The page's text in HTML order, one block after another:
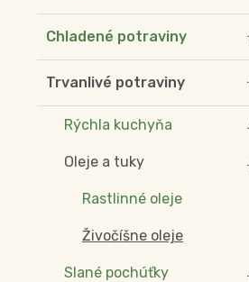
Chladené potraviny
Trvanlivé potraviny
Rýchla kuchyňa
Oleje a tuky
Rastlinné oleje
Živočíšne oleje
Slané pochúťky